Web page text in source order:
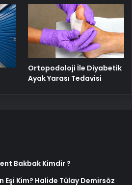
Ortopodoloji İle Diyabetik
Ayak Yarası Tedavisi
Bakbak Kimdir ?
Eşi Kim? Halide Tülay Demirsöz